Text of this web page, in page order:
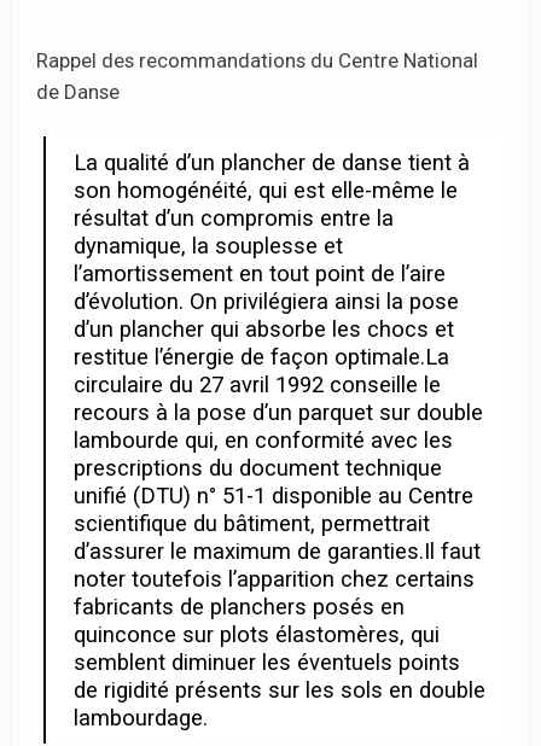
Rappel des recommandations du Centre National
de Danse
La qualité d’un plancher de danse tient à
son homogénéité, qui est elle-même le
résultat d’un compromis entre la
dynamique, la souplesse et
l’amortissement en tout point de l’aire
d’évolution. On privilégiera ainsi la pose
d’un plancher qui absorbe les chocs et
restitue l’énergie de façon optimale.La
circulaire du 27 avril 1992 conseille le
recours à la pose d’un parquet sur double
lambourde qui, en conformité avec les
prescriptions du document technique
unifié (DTU) n° 51-1 disponible au Centre
scientifique du bâtiment, permettrait
d’assurer le maximum de garanties.Il faut
noter toutefois l’apparition chez certains
fabricants de planchers posés en
quinconce sur plots élastomères, qui
semblent diminuer les éventuels points
de rigidité présents sur les sols en double
lambourdage.